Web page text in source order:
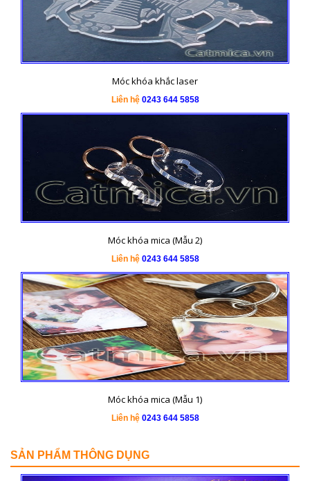
Móc khóa khắc laser
Liên hệ 0243 644 5858
Móc khóa mica (Mẫu 2)
Liên hệ 0243 644 5858
Móc khóa mica (Mẫu 1)
Liên hệ 0243 644 5858
SẢN PHẨM THÔNG DỤNG